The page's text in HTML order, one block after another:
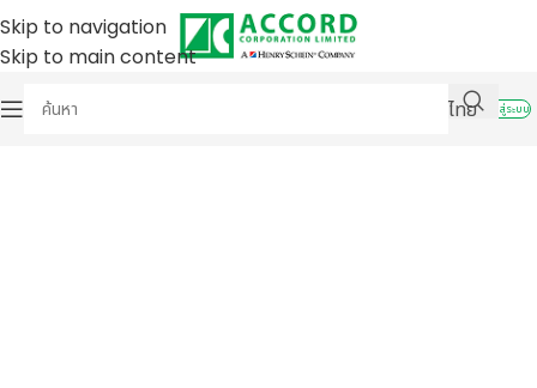
Skip to navigation
Skip to main content
ไทย
เข้าสู่ระบบ